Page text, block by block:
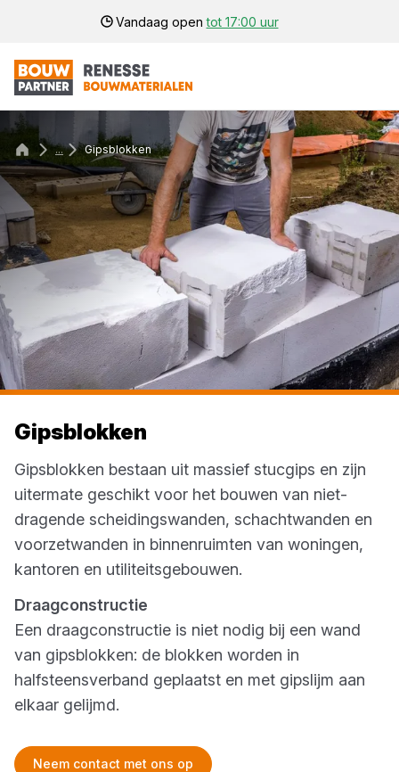
Vandaag opentot 17:00 uur
... Gipsblokken
Gipsblokken
Gipsblokken bestaan uit massief stucgips en zijn
uitermate geschikt voor het bouwen van niet-
dragende scheidingswanden, schachtwanden en
voorzetwanden in binnenruimten van woningen,
kantoren en utiliteitsgebouwen.
Draagconstructie
Een draagconstructie is niet nodig bij een wand
van gipsblokken: de blokken worden in
halfsteensverband geplaatst en met gipslijm aan
elkaar gelijmd.
Neem contact met ons op